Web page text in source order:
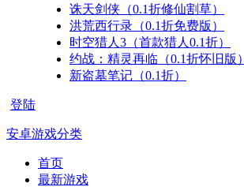
诛天剑侠（0.1折修仙割草）
洪荒西行录（0.1折免费版）
时空猎人3（首款猎人0.1折）
约战：精灵再临（0.1折怀旧版）
新盗墓笔记（0.1折）
登陆
安卓游戏分类
首页
最新游戏